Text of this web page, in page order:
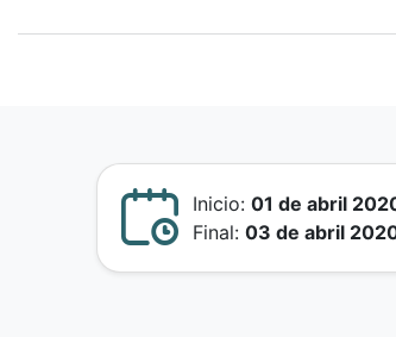
Inicio: 01 de abril
Final: 03 de abril